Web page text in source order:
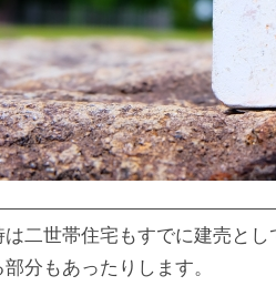
は二世帯住宅もすでに建売と
部分もあったりします。